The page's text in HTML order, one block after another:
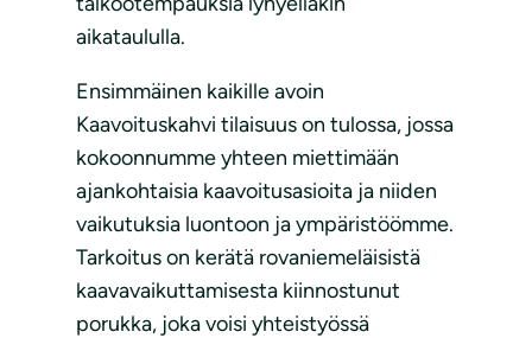
aikataululla.
Ensimmäinen kaikille avoin
Kaavoituskahvi tilaisuus on tulossa, jossa
kokoonnumme yhteen miettimään
ajankohtaisia kaavoitusasioita ja niiden
vaikutuksia luontoon ja ympäristöömme.
Tarkoitus on kerätä rovaniemeläisistä
kaavavaikuttamisesta kiinnostunut
porukka, joka voisi yhteistyössä